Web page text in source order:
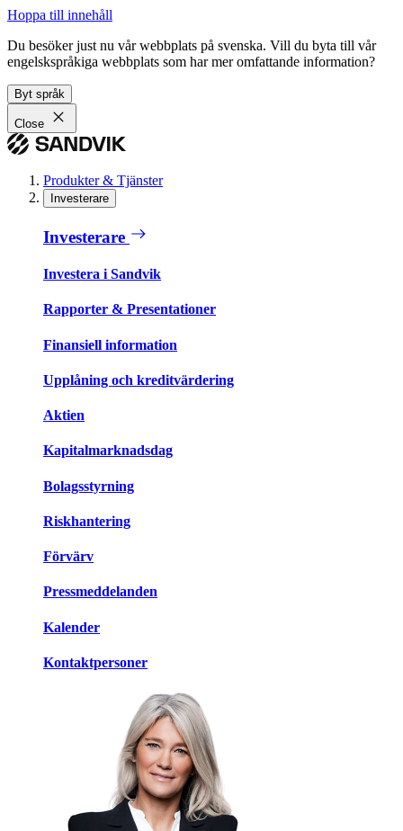
Hoppa till innehåll
Du besöker just nu vår webbplats på svenska. Vill du byta till vår
engelskspråkiga webbplats som har mer omfattande information?
Byt språk
Close
Produkter & Tjänster
Investerare
Investerare
Investera i Sandvik
Rapporter & Presentationer
Finansiell information
Upplåning och kreditvärdering
Aktien
Kapitalmarknadsdag
Bolagsstyrning
Riskhantering
Förvärv
Pressmeddelanden
Kalender
Kontaktpersoner